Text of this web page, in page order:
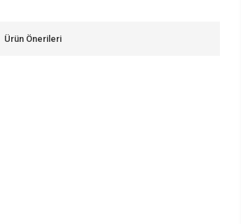
Ürün Önerileri